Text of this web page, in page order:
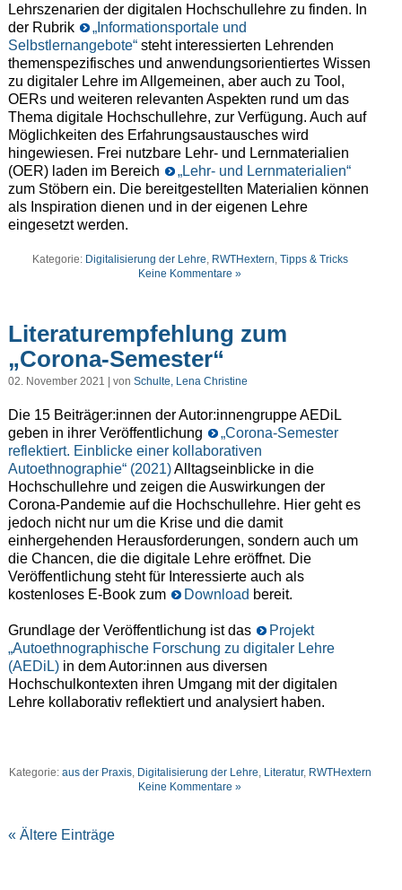
Lehrszenarien der digitalen Hochschullehre zu finden. In
der Rubrik
„Informationsportale und
Selbstlernangebote“steht interessierten Lehrenden
themenspezifisches und anwendungsorientiertes Wissen
zu digitaler Lehre im Allgemeinen, aber auch zu Tool,
OERs und weiteren relevanten Aspekten rund um das
Thema digitale Hochschullehre, zur Verfügung. Auch auf
Möglichkeiten des Erfahrungsaustausches wird
hingewiesen. Frei nutzbare Lehr- und Lernmaterialien
(OER) laden im Bereich
„Lehr- und Lernmaterialien“
zum Stöbern ein. Die bereitgestellten Materialien können
als Inspiration dienen und in der eigenen Lehre
eingesetzt werden.
Kategorie: Digitalisierung der Lehre, RWTHextern, Tipps & Tricks
Keine Kommentare »
Literaturempfehlung zum
„Corona-Semester“
02. November 2021 | von Schulte, Lena Christine
Die 15 Beiträger:innen der Autor:innengruppe AEDiL
geben in ihrer Veröffentlichung
„Corona-Semester
reflektiert. Einblicke einer kollaborativen
Autoethnographie“ (2021)Alltagseinblicke in die
Hochschullehre und zeigen die Auswirkungen der
Corona-Pandemie auf die Hochschullehre. Hier geht es
jedoch nicht nur um die Krise und die damit
einhergehenden Herausforderungen, sondern auch um
die Chancen, die die digitale Lehre eröffnet. Die
Veröffentlichung steht für Interessierte auch als
kostenloses E-Book zum
Download bereit.
Grundlage der Veröffentlichung ist das
Projekt
„Autoethnographische Forschung zu digitaler Lehre
(AEDiL)in dem Autor:innen aus diversen
Hochschulkontexten ihren Umgang mit der digitalen
Lehre kollaborativ reflektiert und analysiert haben.
Kategorie: aus der Praxis, Digitalisierung der Lehre Literatur, RWTHextern
Keine Kommentare »
« Ältere Einträge